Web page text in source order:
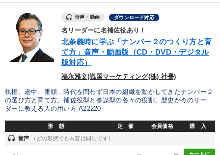
製造業 建設・不動産業
IT・サービス・金融業 コンサルタント
キーワード
思考法 ベンチャー 創業者 採用 稲盛和夫
スポーツ関係
※「更新」を押すと「テーマ」「キーワード」を更新いただけます。
音声・動画 ダウンロード対応
名リーダーに名補佐役あり！
北条義時に学ぶ「ナンバー２のつくり方と育
て方」音声・動画版（CD・DVD・デジタル
版対応）
福永雅文(戦国マーケティング(株) 社長)
執権、老中、番頭…時代を問わず日本の組織を動かしてきたナンバー２
の選び方と育て方。補佐役型と参謀型の各々の役割、歴史が今のリー
ダーに教える人の用い方 A22220
形 態 定 価 会員価格 購 入
headset 音声 （どの形態でも内容は同じです）